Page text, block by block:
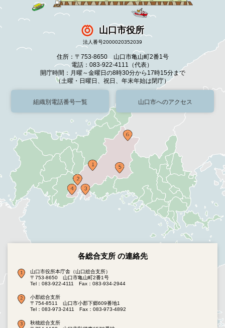
山口市役所
法人番号2000020352039
住所：〒753-8650 山口市亀山町2番1号
電話：083-922-4111（代表）
開庁時間：月曜～金曜日の8時30分から17時15分まで
（土曜・日曜日、祝日、年末年始は閉庁）
組織別電話番号一覧 山口市へのアクセス
各総合支所 の連絡先
山口市役所本庁舎（山口総合支所）
〒753-8650 山口市亀山町2番1号
Tel：083-922-4111
Fax：083-934-2944
小郡総合支所
〒754-8511 山口市小郡下郷609番地1
Tel：083-973-2411
Fax：083-973-4892
秋穂総合支所